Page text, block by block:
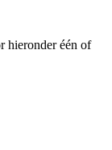
hieronder één of